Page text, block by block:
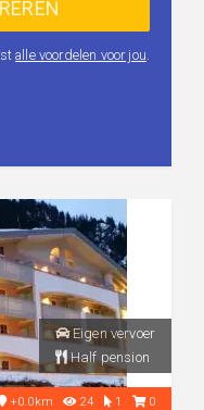
alle voordelen voor jou.
Eigen vervoer
Half pension
+0.0km 24 1 0